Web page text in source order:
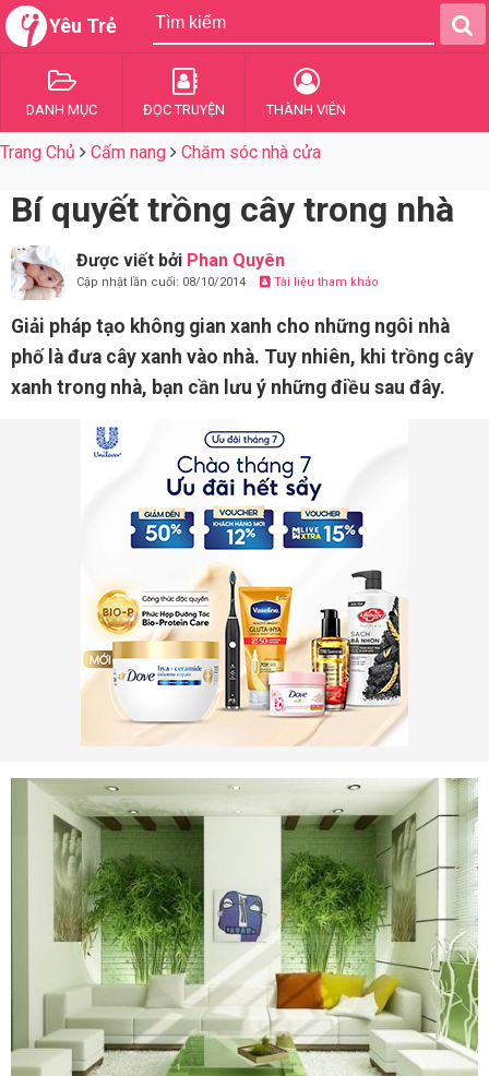
Yêu Trẻ
DANH MỤC ĐỌC TRUYỆN THÀNH VIÊN
Trang Chủ Cẩm nang Chăm sóc nhà cửa
Bí quyết trồng cây trong nhà
Được viết bởi Phan Quyên
Cập nhật lần cuối: 08/10/2014 Tài liệu tham khảo
Giải pháp tạo không gian xanh cho những ngôi nhà
phố là đưa cây xanh vào nhà. Tuy nhiên, khi trồng cây
xanh trong nhà, bạn cần lưu ý những điều sau đây.